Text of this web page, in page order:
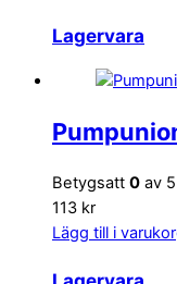
Lagervara
Betygsatt 0 av 5
113 kr
Lägg till i